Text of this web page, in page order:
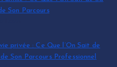
Son Parcours
privée : Ce Que l’On Sait de
Son Parcours Professionnel